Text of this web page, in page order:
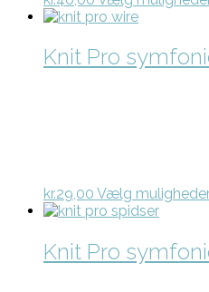
Knit Pro
kr.29,00 Vælg
Knit Pro